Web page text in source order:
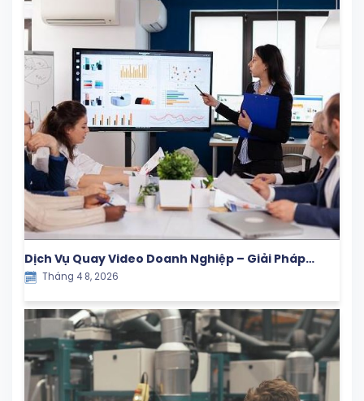
Dịch Vụ Quay Video Doanh Nghiệp – Giải Pháp
Truyền Thông Hiệu Quả Cho Thương Hiệu Hiện Đại
Tháng 4 8, 2026